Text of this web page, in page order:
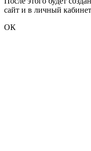
сайт и в личный
ОК